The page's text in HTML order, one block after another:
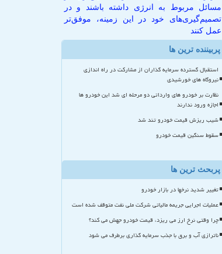
مسائل مربوط به انرژی داشته باشند و در
تصمیم‌گیری‌های خود در این زمینه، موفق‌تر
عمل کنند
پربیننده ترین ها
استقبال گسترده سرمایه گذاران از مشارکت در راه اندازی
نیروگاه های خورشیدی
نظارت بر خودرو های وارداتی دو مرحله ای شد این خودرو ها
اجازه ورود ندارند
شیب ریزش قیمت خودرو تند شد
سقوط سنگین قیمت خودرو
پربحث ترین ها
تغییر شدید نرخها در بازار خودرو
عملیات اجرایی جریمه مالیاتی شرکت ملی نفت متوقف شده است
چرا وقتی نرخ ارز می ریزد، قیمت خودرو جهش می کند؟
ناترازی آب و برق با جذب سرمایه گذاری برطرف می شود